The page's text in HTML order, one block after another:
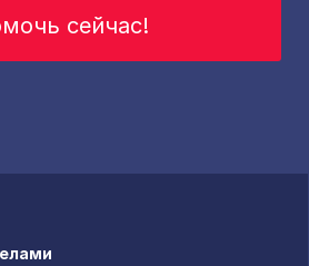
сейчас!